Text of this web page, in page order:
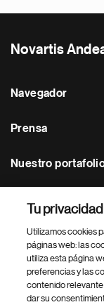
Novartis
Navegador
Prensa
Nuestro
Footer Site Search
Tu
Utilizamos cookies
páginas web: las
utiliza esta página
preferencias y las
contenido relevante
dar su